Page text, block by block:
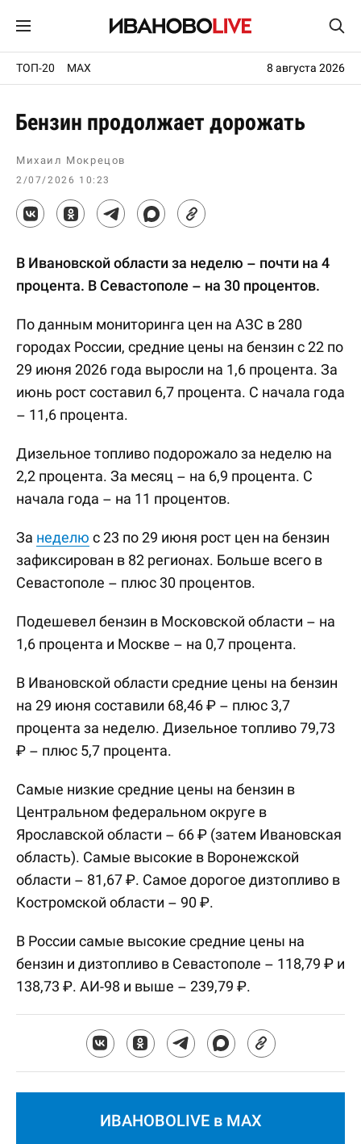
ТОП-20 MAX 8 августа 2026
Бензин продолжает дорожать
Михаил Мокрецов
2/07/2026 10:23
В Ивановской области за неделю – почти на 4
процента. В Севастополе – на 30 процентов.
По данным мониторинга цен на АЗС в 280
городах России, средние цены на бензин с 22 по
29 июня 2026 года выросли на 1,6 процента. За
июнь рост составил 6,7 процента. С начала года
– 11,6 процента.
Дизельное топливо подорожало за неделю на
2,2 процента. За месяц – на 6,9 процента. С
начала года – на 11 процентов.
За неделю с 23 по 29 июня рост цен на бензин
зафиксирован в 82 регионах. Больше всего в
Севастополе – плюс 30 процентов.
Подешевел бензин в Московской области – на
1,6 процента и Москве – на 0,7 процента.
В Ивановской области средние цены на бензин
на 29 июня составили 68,46 ₽ – плюс 3,7
процента за неделю. Дизельное топливо 79,73
₽ – плюс 5,7 процента.
Самые низкие средние цены на бензин в
Центральном федеральном округе в
Ярославской области – 66 ₽ (затем Ивановская
область). Самые высокие в Воронежской
области – 81,67 ₽. Самое дорогое дизтопливо в
Костромской области – 90 ₽.
В России самые высокие средние цены на
бензин и дизтопливо в Севастополе – 118,79 ₽ и
138,73 ₽. АИ-98 и выше – 239,79 ₽.
ИВАНОВОLIVE в MAX